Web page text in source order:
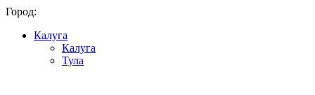
Город:
Калуга
Калуга
Тула